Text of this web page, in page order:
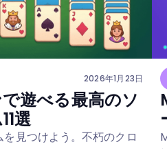
2026年1月23日
遊べる最高のソ
選
見つけよう。不朽のクロ